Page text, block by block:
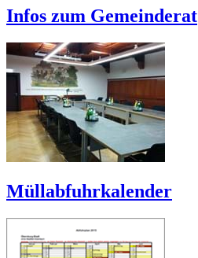
Infos zum Gemeinderat
Müllabfuhrkalender